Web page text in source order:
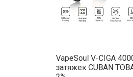
VapeSoul V-CIGA
затяжек CUBAN